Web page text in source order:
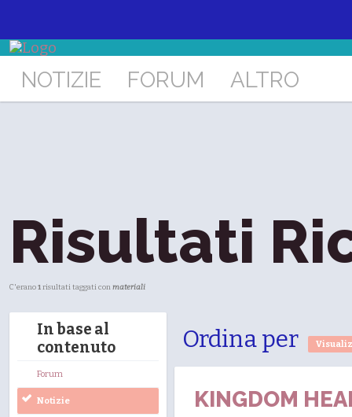
NOTIZIE FORUM ALTRO
Risultati
C'erano1risultati taggati conmateriali
In base al
contenuto
Forum
Notizie
Ordina per
KINGDOM